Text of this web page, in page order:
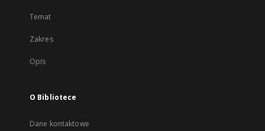
Temat
Zakres
Opis
O Bibliotece
Dane kontaktowe